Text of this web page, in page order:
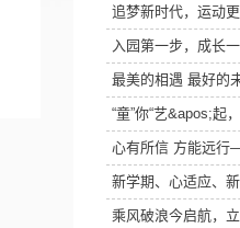
追梦新时代，运动
入园第一步，成长
最美的相遇 最好的
“童”你“艺&apos;
心有所信 方能远行
新学期、心适应、
乘风破浪今启航，